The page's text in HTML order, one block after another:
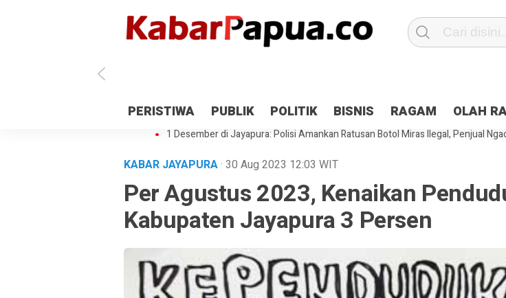
PERISTIWA PUBLIK POLITIK BISNIS RAGAM OLAH
Antisipasi 1 Desember, TNI Polri Patroli 2×24 jam di Kota Jayapura
Pesan
Gedung Perpustakaan SMPN 5 Sentani Terbakar
Hibah Pilkada Jayapura
1 Desember di Jayapura: Polisi Amankan Ratusan Botol Miras Ilegal, Penjual
KABAR JAYAPURA· 30 Aug 2023 12:03 WIT
Per Agustus 2023, Kenaikan
Kabupaten Jayapura 3 Persen